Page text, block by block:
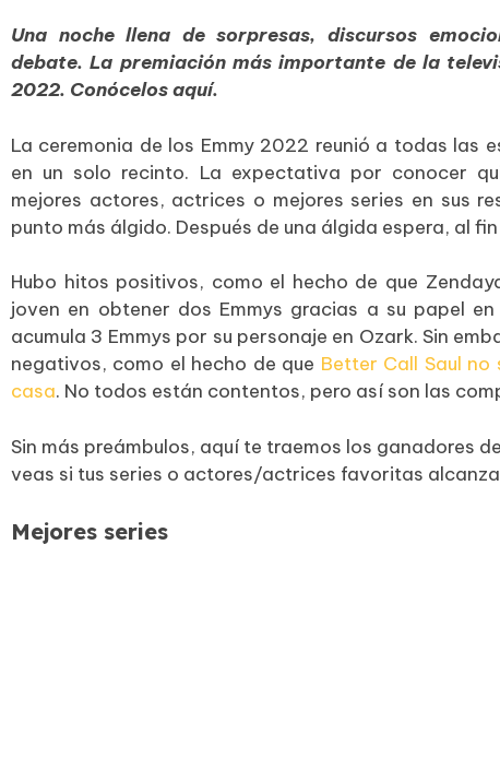
Una noche llena de sorpresas, discursos
debate. La premiación más importante de la
2022. Conócelos aquí.
La ceremonia de los Emmy 2022 reunió a todas las
en un solo recinto. La expectativa por conocer
mejores actores, actrices o mejores series en sus
punto más álgido. Después de una álgida espera, al
Hubo hitos positivos, como el hecho de que
joven en obtener dos Emmys gracias a su papel
acumula 3 Emmys por su personaje en Ozark. Sin
negativos, como el hecho de que Better Call Saul
casa. No todos están contentos, pero así son las
Sin más preámbulos, aquí te traemos los ganadores
veas si tus series o actores/actrices favoritas
Mejores series